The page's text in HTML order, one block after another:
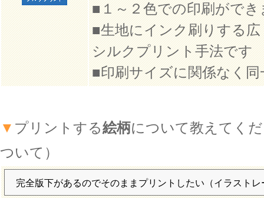
■１～２色での印刷ができ
■生地にインク刷りする
シルクプリント手法です
■印刷サイズに関係なく
▼ プリントする絵柄について教えてく
ついて）